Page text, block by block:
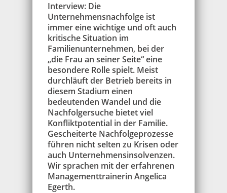
Interview: Die
Unternehmensnachfolge ist
immer eine wichtige und oft auch
kritische Situation im
Familienunternehmen, bei der
„die Frau an seiner Seite“ eine
besondere Rolle spielt. Meist
durchläuft der Betrieb bereits in
diesem Stadium einen
bedeutenden Wandel und die
Nachfolgersuche bietet viel
Konfliktpotential in der Familie.
Gescheiterte Nachfolgeprozesse
führen nicht selten zu Krisen oder
auch Unternehmensinsolvenzen.
Wir sprachen mit der erfahrenen
Managementtrainerin Angelica
Egerth.